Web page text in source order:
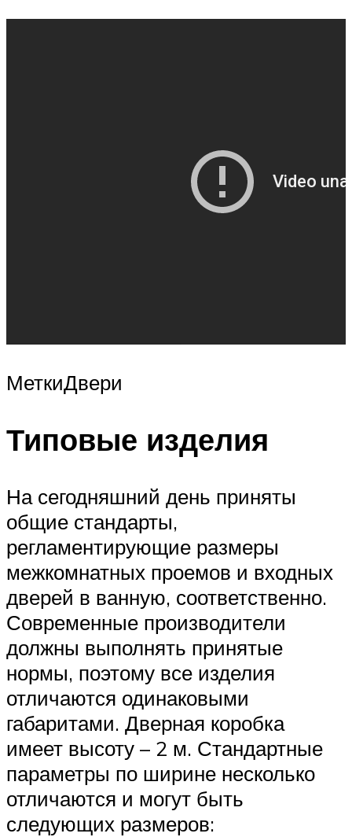
МеткиДвери
Типовые изделия
На сегодняшний день приняты
общие стандарты,
регламентирующие размеры
межкомнатных проемов и входных
дверей в ванную, соответственно.
Современные производители
должны выполнять принятые
нормы, поэтому все изделия
отличаются одинаковыми
габаритами. Дверная коробка
имеет высоту – 2 м. Стандартные
параметры по ширине несколько
отличаются и могут быть
следующих размеров: